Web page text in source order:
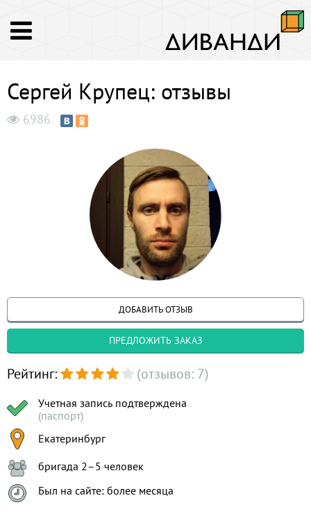
Сергей Крупец: отзывы
6986
ДОБАВИТЬ ОТЗЫВ
ПРЕДЛОЖИТЬ ЗАКАЗ
Рейтинг: (отзывов: 7)
Учетная запись подтверждена
(паспорт)
Екатеринбург
бригада 2–5 человек
Был на сайте: более месяца